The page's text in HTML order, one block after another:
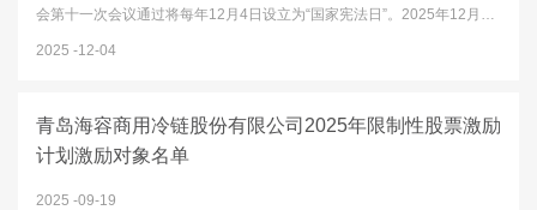
会第十一次会议通过将每年12月4日设立为“国家宪法日”。2025年12月4
2025 12-04
青岛海容商用冷链股份有限公司2025年限制性股票激励
计划激励对象名单
2025 09-19